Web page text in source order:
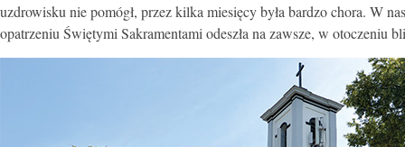
uzdrowisku nie pomógł, przez kilka miesięcy była bardzo chora. W
opatrzeniu Świętymi Sakramentami odeszła na zawsze, w otoczeniu